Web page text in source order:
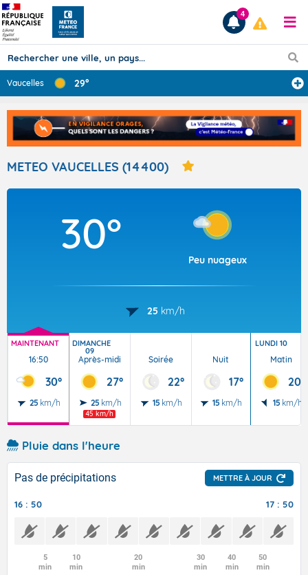
Prévisions
TOUS LES RÉSULTATS
Articles
4
Vaucelles 29°
METEO VAUCELLES (14400)
30°
Peu nuageux
25 km/h
MAINTENANT
16:50
30°
25 km/h
DIMANCHE
09
Après-midi
27°
25 km/h
45 km/h
Soirée
22°
15 km/h
Nuit
17°
15 km/h
LUNDI 10
Matin
20°
15 km/h
Pluie dans l'heure
Pas de précipitations METTRE À JOUR
16 : 50 17 : 50
5
min
10
min
20
min
30
min
40
min
50
min